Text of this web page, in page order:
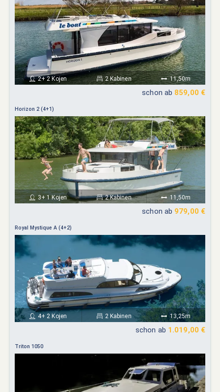
2+ 2 Kojen 2 Kabinen 11,50m
schon ab 859,00 €
Horizon 2 (4+1)
3+ 1 Kojen 2 Kabinen 11,50m
schon ab 979,00 €
Royal Mystique A (4+2)
4+ 2 Kojen 2 Kabinen 13,25m
schon ab 1.019,00 €
Triton 1050